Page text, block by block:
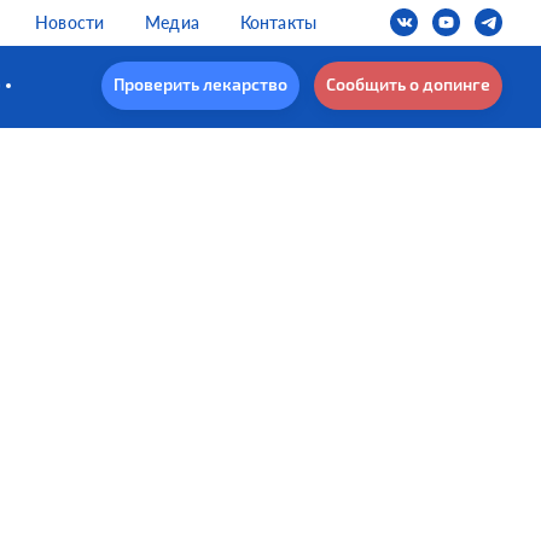
Новости Медиа Контакты
Проверить лекарство Сообщить о допинге